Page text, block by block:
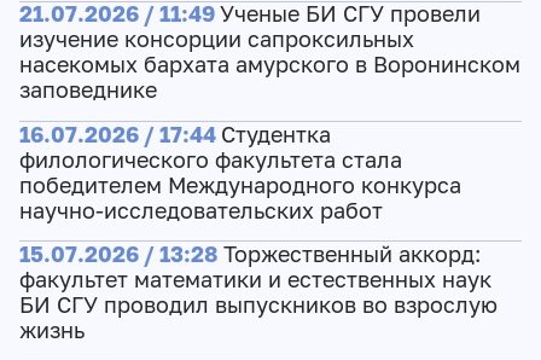
21.07.2026 / 11:49Ученые БИ СГУ провели
изучение консорции сапроксильных
насекомых бархата амурского в Воронинском
заповеднике
16.07.2026 / 17:44 Студентка
филологического факультета стала
победителем Международного конкурса
научно-исследовательских работ
15.07.2026 / 13:28 Торжественный аккорд:
факультет математики и естественных наук
БИ СГУ проводил выпускников во взрослую
жизнь